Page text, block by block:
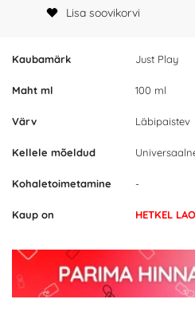
Kaubamärk Just Play
Maht ml 100 ml
Värv Läbipaistev
Kellele mõeldud
Kohaletoimetamine -
Kaup on HETKEL
Lisa soovikorvi